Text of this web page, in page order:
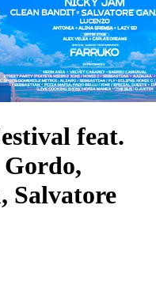
feat.
Salvatore